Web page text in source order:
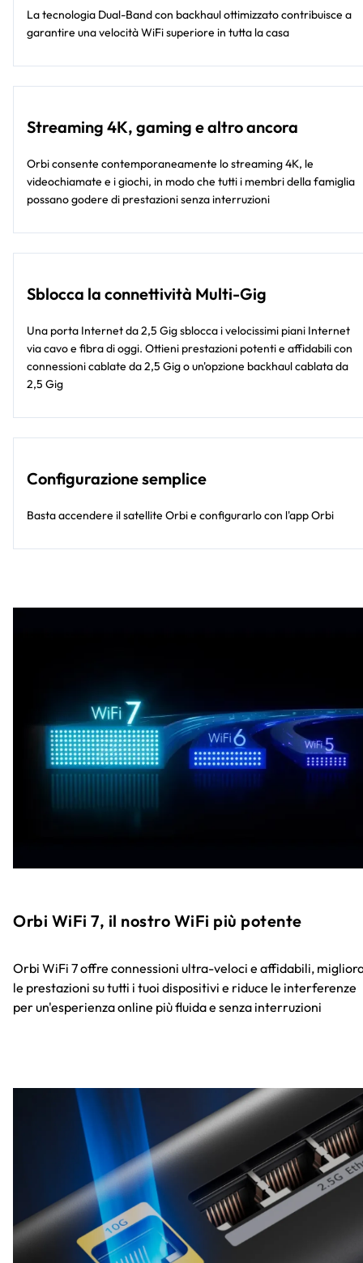
La tecnologia Dual-Band con backhaul ottimizzato contribuisce a
garantire una velocità WiFi superiore in tutta la casa
Streaming 4K, gaming e altro ancora
Orbi consente contemporaneamente lo streaming 4K, le
videochiamate e i giochi, in modo che tutti i membri della famiglia
possano godere di prestazioni senza interruzioni
Sblocca la connettività Multi-Gig
Una porta Internet da 2,5 Gig sblocca i velocissimi piani Internet
via cavo e fibra di oggi. Ottieni prestazioni potenti e affidabili con
connessioni cablate da 2,5 Gig o un'opzione backhaul cablata da
2,5 Gig​​
Configurazione semplice​
Basta accendere il satellite Orbi e configurarlo con l'app Orbi​
Orbi WiFi 7, il nostro WiFi più potente
Orbi WiFi 7 offre connessioni ultra-veloci e affidabili,
le prestazioni su tutti i tuoi dispositivi e riduce le interferenze
per un'esperienza online più fluida e senza interruzioni